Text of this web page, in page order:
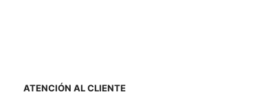
ATENCIÓN AL CLIENTE